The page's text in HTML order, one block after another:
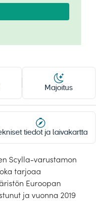
Discovery
Explorer
Scylla-varustamon
tarjoaa
Euroopan
ja vuonna 2019
Majoitus
tiedot ja laivakartta